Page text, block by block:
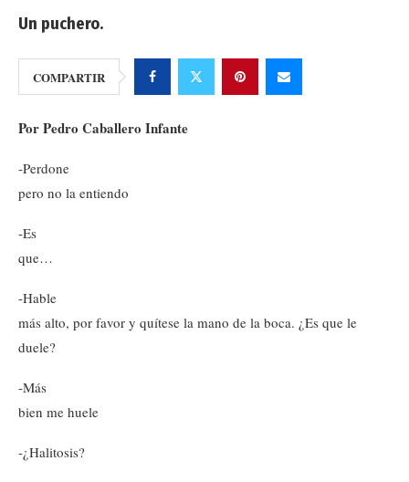
Un puchero.
COMPARTIR
Por Pedro Caballero Infante
-Perdone
pero no la entiendo
-Es
que…
-Hable
más alto, por favor y quítese la mano de la boca. ¿Es que le
duele?
-Más
bien me huele
-¿Halitosis?